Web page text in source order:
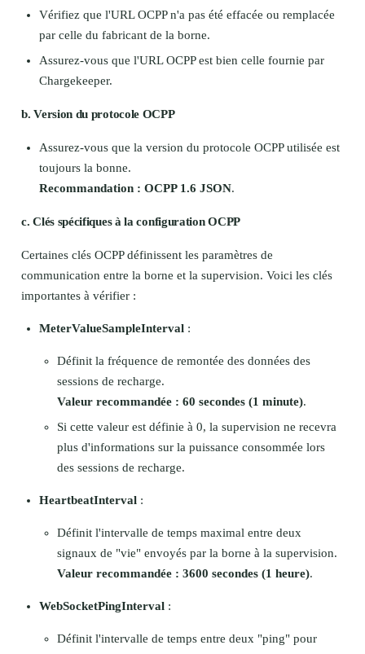
Vérifiez que l'URL OCPP n'a pas été effacée ou remplacée
par celle du fabricant de la borne.
Assurez-vous que l'URL OCPP est bien celle fournie par
Chargekeeper.
b. Version du protocole OCPP
Assurez-vous que la version du protocole OCPP utilisée est
toujours la bonne.
Recommandation : OCPP 1.6 JSON.
c. Clés spécifiques à la configuration OCPP
Certaines clés OCPP définissent les paramètres de
communication entre la borne et la supervision. Voici les clés
importantes à vérifier :
MeterValueSampleInterval :
Définit la fréquence de remontée des données des
sessions de recharge.
Valeur recommandée : 60 secondes (1 minute).
Si cette valeur est définie à 0, la supervision ne recevra
plus d'informations sur la puissance consommée lors
des sessions de recharge.
HeartbeatInterval :
Définit l'intervalle de temps maximal entre deux
signaux de "vie" envoyés par la borne à la supervision.
Valeur recommandée : 3600 secondes (1 heure).
WebSocketPingInterval :
Définit l'intervalle de temps entre deux "ping" pour